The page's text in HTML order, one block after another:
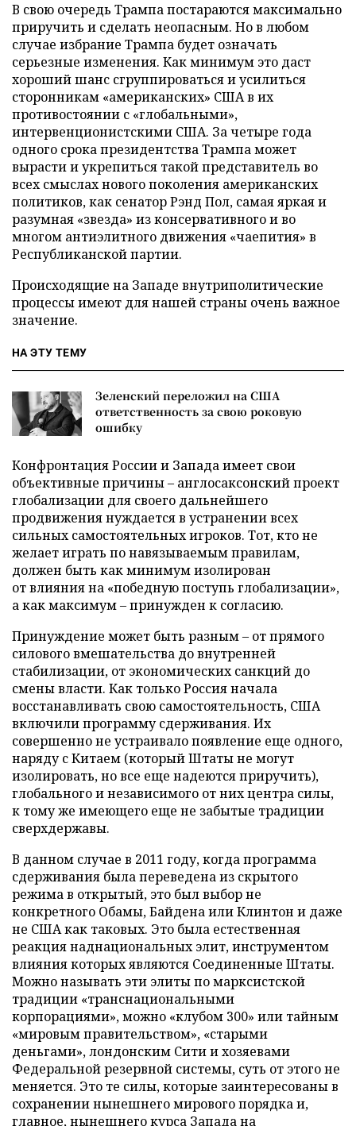
В свою очередь Трампа постараются максимально
приручить и сделать неопасным. Но в любом
случае избрание Трампа будет означать
серьезные изменения. Как минимум это даст
хороший шанс сгруппироваться и усилиться
сторонникам «американских» США в их
противостоянии с «глобальными»,
интервенционистскими США. За четыре года
одного срока президентства Трампа может
вырасти и укрепиться такой представитель во
всех смыслах нового поколения американских
политиков, как сенатор Рэнд Пол, самая яркая и
разумная «звезда» из консервативного и во
многом антиэлитного движения «чаепития» в
Республиканской партии.
Происходящие на Западе внутриполитические
процессы имеют для нашей страны очень важное
значение.
НА ЭТУ ТЕМУ
Зеленский переложил на США
ответственность за свою роковую
ошибку
Конфронтация России и Запада имеет свои
объективные причины – англосаксонский проект
глобализации для своего дальнейшего
продвижения нуждается в устранении всех
сильных самостоятельных игроков. Тот, кто не
желает играть по навязываемым правилам,
должен быть как минимум изолирован
от влияния на «победную поступь глобализации»,
а как максимум – принужден к согласию.
Принуждение может быть разным – от прямого
силового вмешательства до внутренней
стабилизации, от экономических санкций до
смены власти. Как только Россия начала
восстанавливать свою самостоятельность, США
включили программу сдерживания. Их
совершенно не устраивало появление еще одного,
наряду с Китаем (который Штаты не могут
изолировать, но все еще надеются приручить),
глобального и независимого от них центра силы,
к тому же имеющего еще не забытые традиции
сверхдержавы.
В данном случае в 2011 году, когда программа
сдерживания была переведена из скрытого
режима в открытый, это был выбор не
конкретного Обамы, Байдена или Клинтон и даже
не США как таковых. Это была естественная
реакция наднациональных элит, инструментом
влияния которых являются Соединенные Штаты.
Можно называть эти элиты по марксистской
традиции «транснациональными
корпорациями», можно «клубом 300» или тайным
«мировым правительством», «старыми
деньгами», лондонским Сити и хозяевами
Федеральной резервной системы, суть от этого не
меняется. Это те силы, которые заинтересованы в
сохранении нынешнего мирового порядка и,
главное, нынешнего курса Запада на